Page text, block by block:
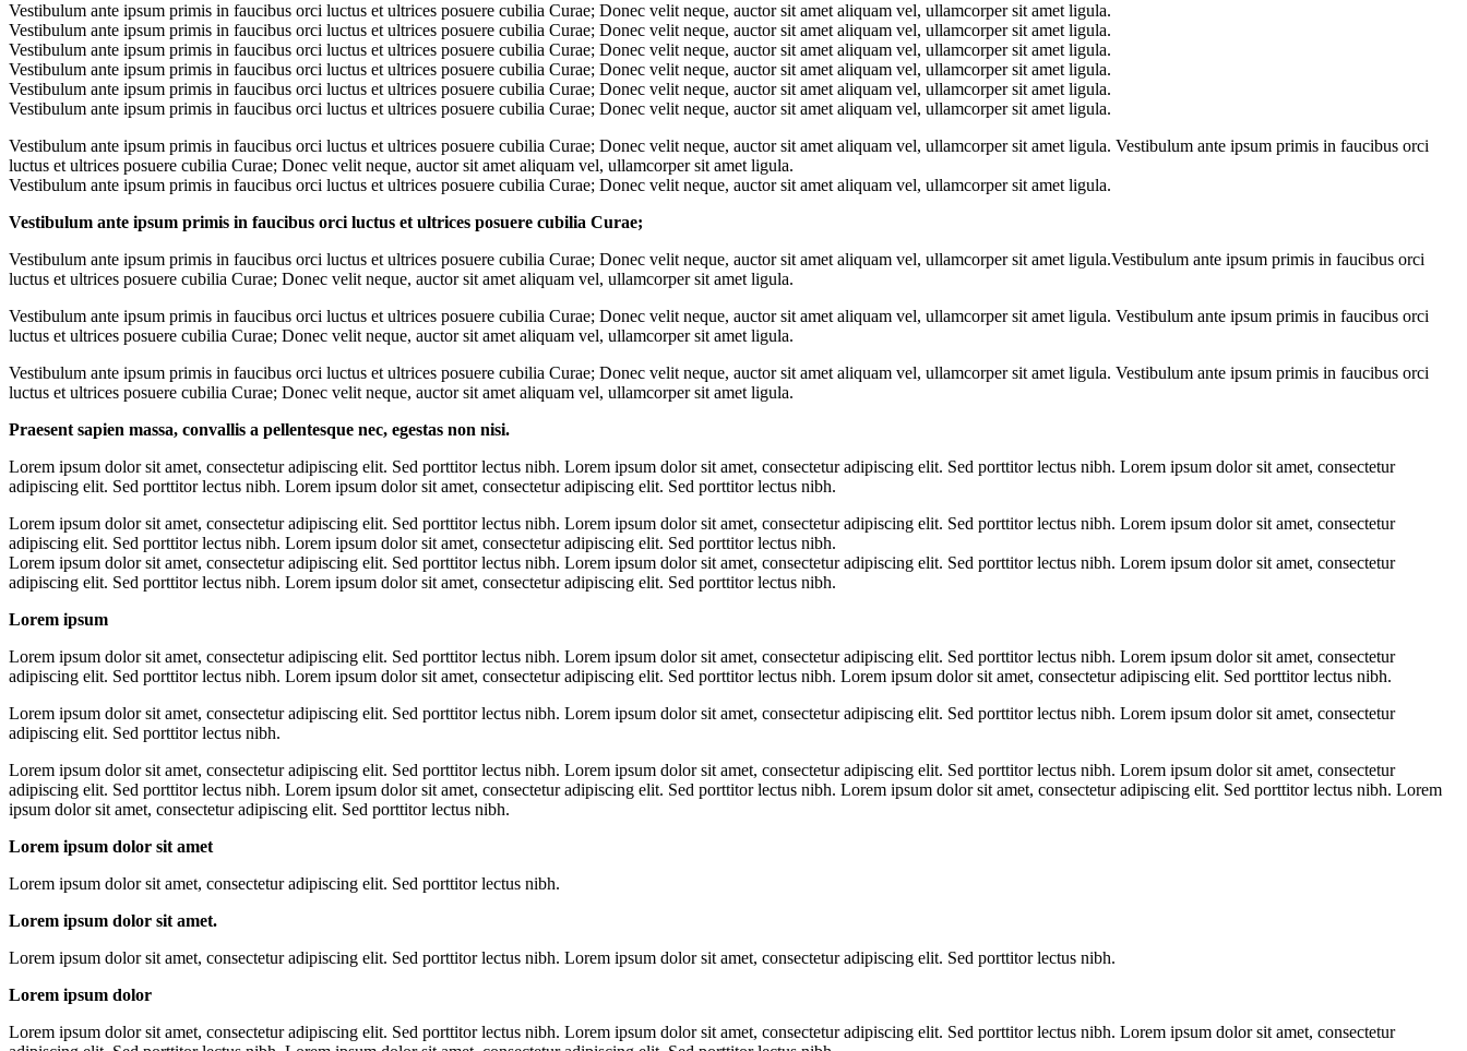
Vestibulum ante ipsum primis in faucibus orci luctus et ultrices posuere cubilia Curae; Donec velit neque, auctor sit amet aliquam vel, ullamcorper sit amet ligula.
Vestibulum ante ipsum primis in faucibus orci luctus et ultrices posuere cubilia Curae; Donec velit neque, auctor sit amet aliquam vel, ullamcorper sit amet ligula.
Vestibulum ante ipsum primis in faucibus orci luctus et ultrices posuere cubilia Curae; Donec velit neque, auctor sit amet aliquam vel, ullamcorper sit amet ligula.
Vestibulum ante ipsum primis in faucibus orci luctus et ultrices posuere cubilia Curae; Donec velit neque, auctor sit amet aliquam vel, ullamcorper sit amet ligula.
Vestibulum ante ipsum primis in faucibus orci luctus et ultrices posuere cubilia Curae; Donec velit neque, auctor sit amet aliquam vel, ullamcorper sit amet ligula.
Vestibulum ante ipsum primis in faucibus orci luctus et ultrices posuere cubilia Curae; Donec velit neque, auctor sit amet aliquam vel, ullamcorper sit amet ligula.
Vestibulum ante ipsum primis in faucibus orci luctus et ultrices posuere cubilia Curae; Donec velit neque, auctor sit amet aliquam vel, ullamcorper sit amet ligula. Vestibulum ante ipsum primis in faucibus orci
luctus et ultrices posuere cubilia Curae; Donec velit neque, auctor sit amet aliquam vel, ullamcorper sit amet ligula.
Vestibulum ante ipsum primis in faucibus orci luctus et ultrices posuere cubilia Curae; Donec velit neque, auctor sit amet aliquam vel, ullamcorper sit amet ligula.
Vestibulum ante ipsum primis in faucibus orci luctus et ultrices posuere cubilia Curae;
Vestibulum ante ipsum primis in faucibus orci luctus et ultrices posuere cubilia Curae; Donec velit neque, auctor sit amet aliquam vel, ullamcorper sit amet ligula.Vestibulum ante ipsum primis in faucibus orci
luctus et ultrices posuere cubilia Curae; Donec velit neque, auctor sit amet aliquam vel, ullamcorper sit amet ligula.
Vestibulum ante ipsum primis in faucibus orci luctus et ultrices posuere cubilia Curae; Donec velit neque, auctor sit amet aliquam vel, ullamcorper sit amet ligula. Vestibulum ante ipsum primis in faucibus orci
luctus et ultrices posuere cubilia Curae; Donec velit neque, auctor sit amet aliquam vel, ullamcorper sit amet ligula.
Vestibulum ante ipsum primis in faucibus orci luctus et ultrices posuere cubilia Curae; Donec velit neque, auctor sit amet aliquam vel, ullamcorper sit amet ligula. Vestibulum ante ipsum primis in faucibus orci
luctus et ultrices posuere cubilia Curae; Donec velit neque, auctor sit amet aliquam vel, ullamcorper sit amet ligula.
Praesent sapien massa, convallis a pellentesque nec, egestas non nisi.
Lorem ipsum dolor sit amet, consectetur adipiscing elit. Sed porttitor lectus nibh. Lorem ipsum dolor sit amet, consectetur adipiscing elit. Sed porttitor lectus nibh. Lorem ipsum dolor sit amet, consectetur
adipiscing elit. Sed porttitor lectus nibh. Lorem ipsum dolor sit amet, consectetur adipiscing elit. Sed porttitor lectus nibh.
Lorem ipsum dolor sit amet, consectetur adipiscing elit. Sed porttitor lectus nibh. Lorem ipsum dolor sit amet, consectetur adipiscing elit. Sed porttitor lectus nibh. Lorem ipsum dolor sit amet, consectetur
adipiscing elit. Sed porttitor lectus nibh. Lorem ipsum dolor sit amet, consectetur adipiscing elit. Sed porttitor lectus nibh.
Lorem ipsum dolor sit amet, consectetur adipiscing elit. Sed porttitor lectus nibh. Lorem ipsum dolor sit amet, consectetur adipiscing elit. Sed porttitor lectus nibh. Lorem ipsum dolor sit amet, consectetur
adipiscing elit. Sed porttitor lectus nibh. Lorem ipsum dolor sit amet, consectetur adipiscing elit. Sed porttitor lectus nibh.
Lorem ipsum
Lorem ipsum dolor sit amet, consectetur adipiscing elit. Sed porttitor lectus nibh. Lorem ipsum dolor sit amet, consectetur adipiscing elit. Sed porttitor lectus nibh. Lorem ipsum dolor sit amet, consectetur
adipiscing elit. Sed porttitor lectus nibh. Lorem ipsum dolor sit amet, consectetur adipiscing elit. Sed porttitor lectus nibh. Lorem ipsum dolor sit amet, consectetur adipiscing elit. Sed porttitor lectus nibh.
Lorem ipsum dolor sit amet, consectetur adipiscing elit. Sed porttitor lectus nibh. Lorem ipsum dolor sit amet, consectetur adipiscing elit. Sed porttitor lectus nibh. Lorem ipsum dolor sit amet, consectetur
adipiscing elit. Sed porttitor lectus nibh.
Lorem ipsum dolor sit amet, consectetur adipiscing elit. Sed porttitor lectus nibh. Lorem ipsum dolor sit amet, consectetur adipiscing elit. Sed porttitor lectus nibh. Lorem ipsum dolor sit amet, consectetur
adipiscing elit. Sed porttitor lectus nibh. Lorem ipsum dolor sit amet, consectetur adipiscing elit. Sed porttitor lectus nibh. Lorem ipsum dolor sit amet, consectetur adipiscing elit. Sed porttitor lectus nibh. Lorem
ipsum dolor sit amet, consectetur adipiscing elit. Sed porttitor lectus nibh.
Lorem ipsum dolor sit amet
Lorem ipsum dolor sit amet, consectetur adipiscing elit. Sed porttitor lectus nibh.
Lorem ipsum dolor sit amet.
Lorem ipsum dolor sit amet, consectetur adipiscing elit. Sed porttitor lectus nibh. Lorem ipsum dolor sit amet, consectetur adipiscing elit. Sed porttitor lectus nibh.
Lorem ipsum dolor
Lorem ipsum dolor sit amet, consectetur adipiscing elit. Sed porttitor lectus nibh. Lorem ipsum dolor sit amet, consectetur adipiscing elit. Sed porttitor lectus nibh. Lorem ipsum dolor sit amet, consectetur